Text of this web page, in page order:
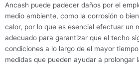
Ancash puede padecer daños por el
medio ambiente, como la corrosión o
calor, por lo que es esencial efectuar un
adecuado para garantizar que el techo
condiciones a lo largo de el mayor
medidas que pueden ayudar a prolongar